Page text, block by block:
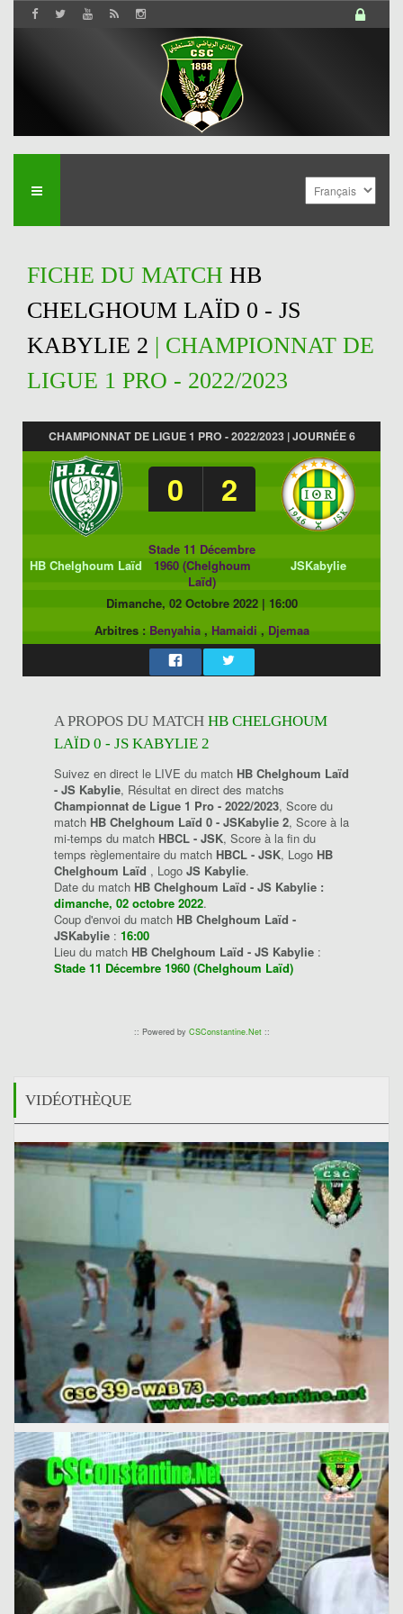
FICHE DU MATCH HB
CHELGHOUM LAÏD 0 - JS
KABYLIE 2 | CHAMPIONNAT DE
LIGUE 1 PRO - 2022/2023
CHAMPIONNAT DE LIGUE 1 PRO - 2022/2023 | JOURNÉE 6
0 2
HB Chelghoum Laïd
Stade 11 Décembre
1960 (Chelghoum
Laïd)
JSKabylie
Dimanche, 02 Octobre 2022| 16:00
Arbitres : Benyahia, Hamaidi , Djemaa
A PROPOS DU MATCH HB CHELGHOUM
LAÏD 0 - JS KABYLIE 2
Suivez en direct le LIVE du match HB Chelghoum Laïd
- JS Kabylie, Résultat en direct des matchs
Championnat de Ligue 1 Pro - 2022/2023, Score du
match HB Chelghoum Laïd 0 - JSKabylie 2, Score à la
mi-temps du match HBCL - JSK, Score à la fin du
temps règlementaire du match HBCL - JSK, Logo HB
Chelghoum Laïd , Logo JS Kabylie.
Date du match HB Chelghoum Laïd - JS Kabylie :
dimanche, 02 octobre 2022.
Coup d'envoi du match HB Chelghoum Laïd -
JSKabylie : 16:00
Lieu du match HB Chelghoum Laïd - JS Kabylie :
Stade 11 Décembre 1960 (Chelghoum Laïd)
:: Powered by CSConstantine.Net::
VIDÉOTHÈQUE